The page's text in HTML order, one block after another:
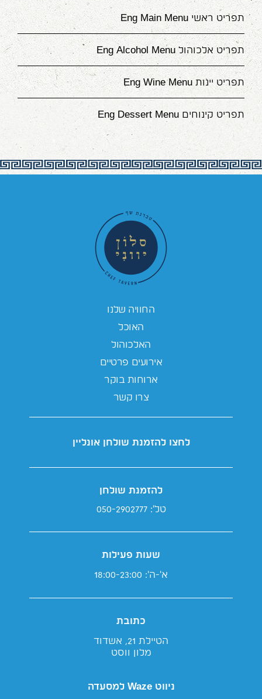
תפריט ראשי Eng Main Menu
תפריט אלכוהול Eng Alcohol Menu
תפריט יינות Eng Wine Menu
תפריט קינוחים Eng Dessert Menu
החוויה שלנו
האוכל
האלכוהול
אירועים פרטיים
ארוחות בוקר
צרו קשר
לחצו להזמנת שולחן אונליין
להזמנת שולחן
טל': 050-2902777
שעות פעילות
א'-ה': 18:00-23:00
כתובת
הטיילת 21, אשדוד
מלון ווסט
ניווט Waze למסעדה